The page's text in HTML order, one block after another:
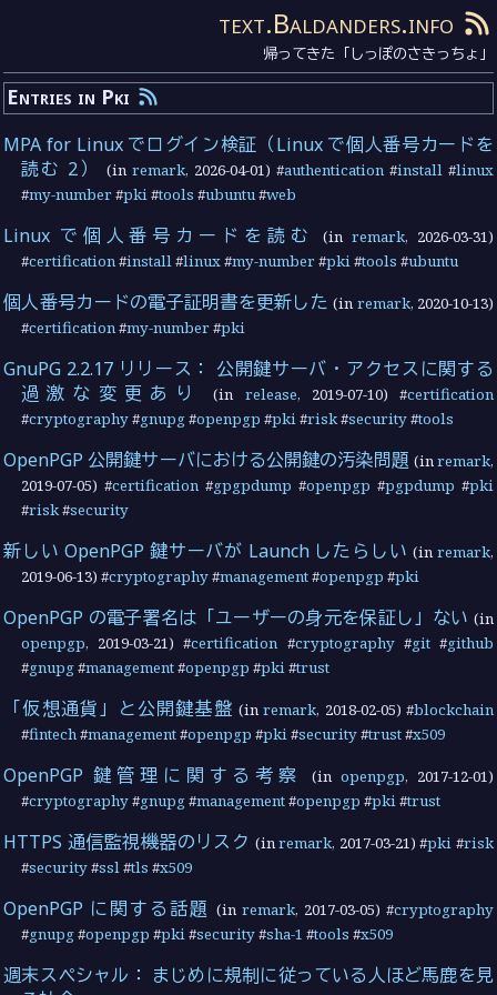
text.Baldanders.info
帰ってきた「しっぽのさきっちょ」
Entries in Pki
MPA for Linux でログイン検証（Linux で個人番号カードを
読む 2）
(in remark, 2026-04-01) #authentication#install#linux
#my-number#pki#tools #ubuntu#web
Linux で個人番号カードを読む (inremark, 2026-03-31)
#certification#install#linux#my-number#pki#tools #ubuntu
個人番号カードの電子証明書を更新した (in remark, 2020-10-13)
#certification#my-number#pki
GnuPG 2.2.17 リリース： 公開鍵サーバ・アクセスに関する
過激な変更あり
(in release, 2019-07-10) #certification
#cryptography#gnupg#openpgp #pki#risk#security#tools
OpenPGP 公開鍵サーバにおける公開鍵の汚染問題 (inremark,
2019-07-05) #certification #gpgpdump #openpgp #pgpdump #pki
#risk#security
新しい OpenPGP 鍵サーバが Launch したらしい (in remark,
2019-06-13) #cryptography#management#openpgp #pki
OpenPGP の電子署名は「ユーザーの身元を保証し」ない (in
openpgp, 2019-03-21) #certification #cryptography#git#github
#gnupg#management#openpgp #pki#trust
「仮想通貨」と公開鍵基盤 (inremark, 2018-02-05) #blockchain
#fintech#management#openpgp #pki#security#trust#x509
OpenPGP 鍵管理に関する考察 (in openpgp, 2017-12-01)
#cryptography#gnupg#management#openpgp #pki#trust
HTTPS 通信監視機器のリスク (inremark, 2017-03-21) #pki #risk
#security#ssl#tls #x509
OpenPGP に関する話題 (in remark, 2017-03-05) #cryptography
#gnupg#openpgp #pki#security#sha-1 #tools #x509
週末スペシャル： まじめに規制に従っている人ほど馬鹿を見